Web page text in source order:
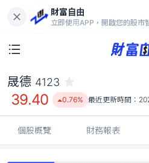
財富自由
立即使用APP，開啟您的股市
39.40
0.76%
晟德 4123
39.40 0.76% 最近更新時間：
個股概覽 財務報表